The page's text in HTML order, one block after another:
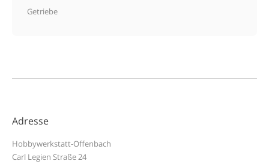
Getriebe
Adresse
Hobbywerkstatt-Offenbach
Carl Legien Straße 24